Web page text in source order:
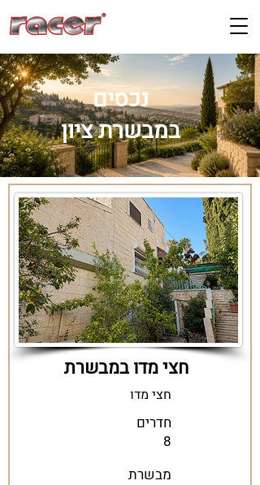
נכסים
במבשרת ציון
חצי מדו במבשרת
חצי מדו
חדרים
8
מבשרת